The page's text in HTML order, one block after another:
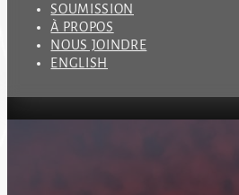
SOUMISSION
À PROPOS
NOUS JOINDRE
ENGLISH